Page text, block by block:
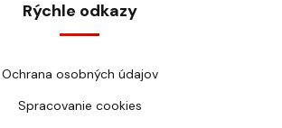
Rýchle odkazy
Ochrana osobných údajov
Spracovanie cookies